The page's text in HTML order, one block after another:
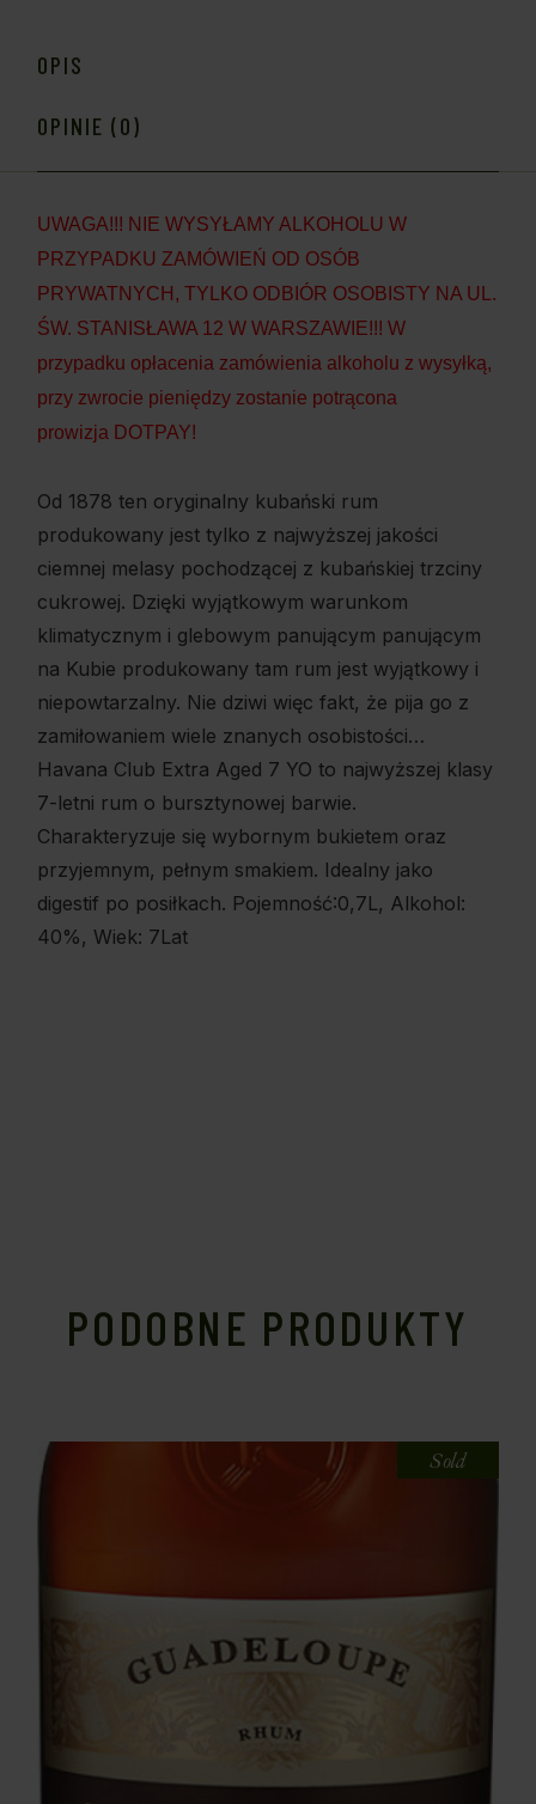
OPIS
OPINIE (0)
UWAGA!!! NIE WYSYŁAMY ALKOHOLU W
PRZYPADKU ZAMÓWIEŃ OD OSÓB
PRYWATNYCH, TYLKO ODBIÓR OSOBISTY NA UL.
ŚW. STANISŁAWA 12 W WARSZAWIE!!! W
przypadku opłacenia zamówienia alkoholu z wysyłką,
przy zwrocie pieniędzy zostanie potrącona
prowizja DOTPAY!
Od 1878 ten oryginalny kubański rum
produkowany jest tylko z najwyższej jakości
ciemnej melasy pochodzącej z kubańskiej trzciny
cukrowej. Dzięki wyjątkowym warunkom
klimatycznym i glebowym panującym panującym
na Kubie produkowany tam rum jest wyjątkowy i
niepowtarzalny. Nie dziwi więc fakt, że pija go z
zamiłowaniem wiele znanych osobistości…
Havana Club Extra Aged 7 YO to najwyższej klasy
7-letni rum o bursztynowej barwie.
Charakteryzuje się wybornym bukietem oraz
przyjemnym, pełnym smakiem. Idealny jako
digestif po posiłkach. Pojemność:0,7L, Alkohol:
40%, Wiek: 7Lat
PODOBNE PRODUKTY
Sold